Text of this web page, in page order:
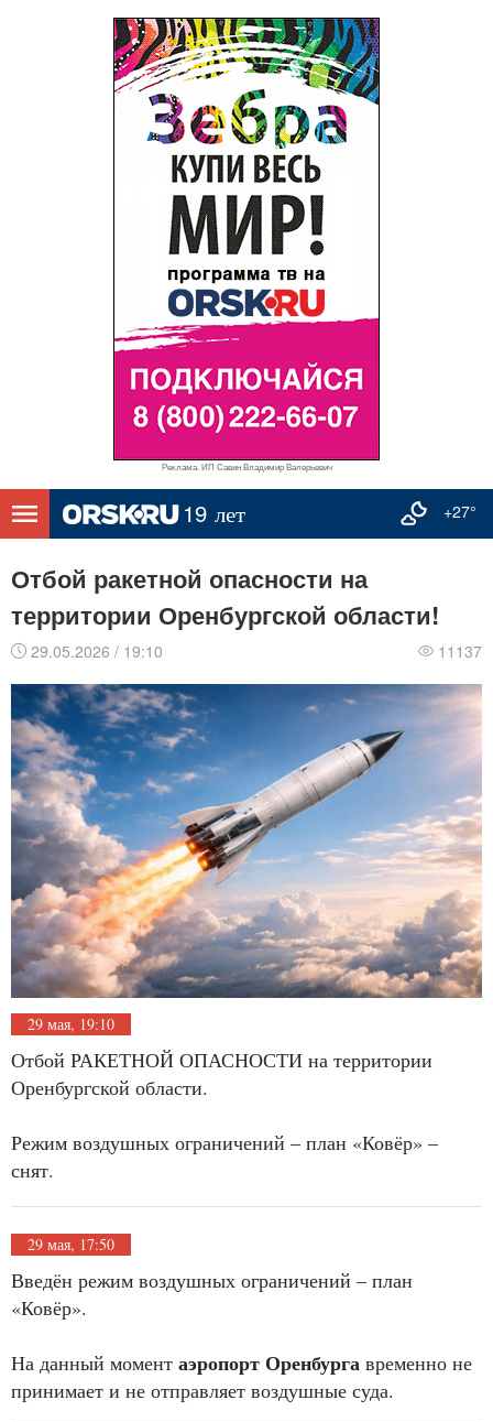
Реклама. ИП Савин Владимир Валерьевич
+27°
Отбой ракетной опасности на
территории Оренбургской области!
29.05.2026 / 19:10 11137
29 мая, 19:10
Отбой РАКЕТНОЙ ОПАСНОСТИ на территории
Оренбургской области.
Режим воздушных ограничений – план «Ковёр» –
снят.
29 мая, 17:50
Введён режим воздушных ограничений – план
«Ковёр».
На данный момент аэропорт Оренбурга временно не
принимает и не отправляет воздушные суда.